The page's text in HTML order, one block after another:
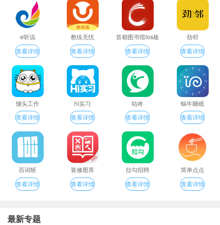
e听说
查看详情
教练无忧
查看详情
首都图书馆ios板
查看详情
劲邻
查看详情
馒头工作
查看详情
hi实习
查看详情
咕咚
查看详情
蜗牛睡眠
查看详情
百词斩
查看详情
装修图库
查看详情
拉勾招聘
查看详情
简单点点
查看详情
最新专题